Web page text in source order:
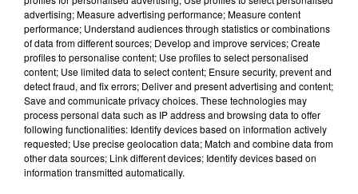
advertising; Measure advertising performance; Measure content
performance; Understand audiences through statistics or combinations
of data from different sources; Develop and improve services; Create
profiles to personalise content; Use profiles to select personalised
content; Use limited data to select content; Ensure security, prevent and
detect fraud, and fix errors; Deliver and present advertising and content;
Save and communicate privacy choices. These technologies may
process personal data such as IP address and browsing data to offer
following functionalities: Identify devices based on information actively
requested; Use precise geolocation data; Match and combine data from
other data sources; Link different devices; Identify devices based on
information transmitted automatically.